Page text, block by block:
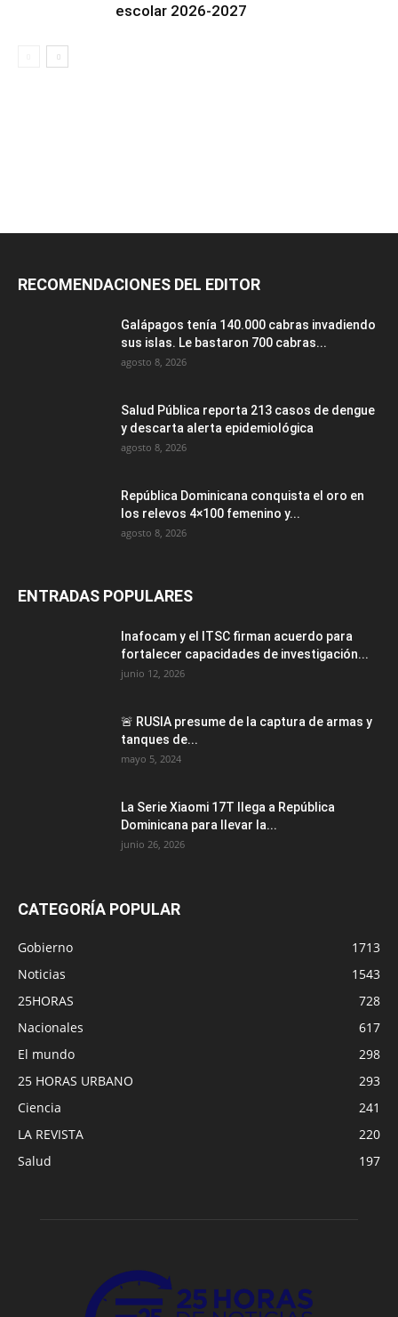
escolar 2026-2027
RECOMENDACIONES DEL EDITOR
Galápagos tenía 140.000 cabras invadiendo
sus islas. Le bastaron 700 cabras...
agosto 8, 2026
Salud Pública reporta 213 casos de dengue
y descarta alerta epidemiológica
agosto 8, 2026
República Dominicana conquista el oro en
los relevos 4×100 femenino y...
agosto 8, 2026
ENTRADAS POPULARES
Inafocam y el ITSC firman acuerdo para
fortalecer capacidades de investigación...
junio 12, 2026
🚨 RUSIA presume de la captura de armas y
tanques de...
mayo 5, 2024
La Serie Xiaomi 17T llega a República
Dominicana para llevar la...
junio 26, 2026
CATEGORÍA POPULAR
Gobierno
1713
Noticias
1543
25HORAS
728
Nacionales
617
El mundo
298
25 HORAS URBANO
293
Ciencia
241
LA REVISTA
220
Salud
197